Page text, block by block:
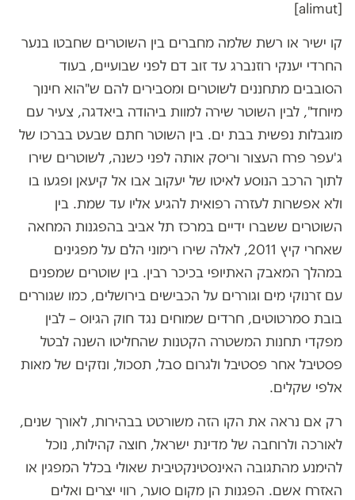
[alimut]
קו ישיר או רשת שלמה מחברים בין השוטרים שחבטו בנער
החרדי יענקי רוזנברג עד זוב דם לפני שבועיים, בעוד
הסובבים מתחננים לשוטרים ומסבירים להם ש"הוא חינוך
מיוחד", לבין השוטר שירה למוות ביהודה ביאדגה, צעיר עם
מוגבלות נפשית בבת ים. בין השוטר חתם שבעט בברכו של
ג'עפר פרח העצור וריסק אותה לפני כשנה, לשוטרים שירו
לתוך הרכב הנוסע לאיטו של יעקוב אבו אל קיעאן ופגעו בו
ולא אפשרות לעזרה רפואית להגיע אליו עד שמת. בין
השוטרים ששברו ידיים במרכז תל אביב בהפגנות המחאה
שאחרי קיץ 2011, לאלה שירו רימוני הלם על מפגינים
במהלך המאבק האתיופי בכיכר רבין. בין שוטרים שמפנים
עם זרנוקי מים וגוררים על הכבישים בירושלים, כמו שגוררים
בובת סמרטוטים, חרדים שמוחים נגד חוק הגיוס – לבין
מפקדי תחנות המשטרה הקטנות שהחליטו השנה לבטל
פסטיבל אחר פסטיבל ולגרום סבל, תסכול, ונזקים של מאות
אלפי שקלים.
רק אם נראה את הקו הזה משורטט בבהירות, לאורך שנים,
לאורכה ולרוחבה של מדינת ישראל, חוצה קהילות, נוכל
להימנע מהתגובה האינסטינקטיבית שאולי בכלל המפגין או
האזרח אשם. הפגנות הן מקום סוער, רווי יצרים ואלים